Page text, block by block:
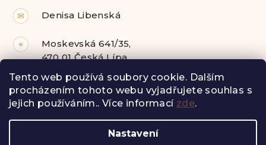
Tento web používá soubory cookie. Dalším
procházením tohoto webu vyjadřujete souhlas s
jejich používáním.. Více informací zde.
Nastavení
✉ Denisa Libenská
⌖
Moskevská 641/35,
470 01 Česká Lípa
Facebook Instagram